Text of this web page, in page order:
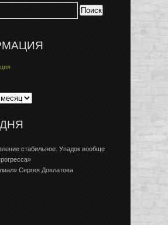
стабильное. Упадок вообще
Сергея Довлатова